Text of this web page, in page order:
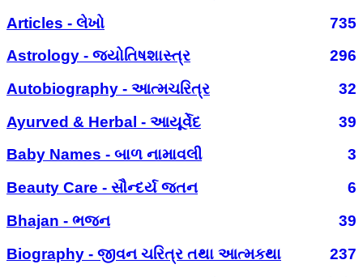
Articles - લેખો
735
Astrology - જ્યોતિષશાસ્ત્ર
296
Autobiography - આત્મચરિત્ર
32
Ayurved & Herbal - આયૂર્વેદ
39
Baby Names - બાળ નામાવલી
3
Beauty Care - સૌન્દર્ય જતન
6
Bhajan - ભજન
39
Biography - જીવન ચરિત્ર તથા આત્મકથા
237